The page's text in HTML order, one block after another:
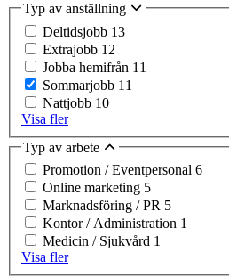
Typ av anställning
Deltidsjobb 13
Extrajobb 12
Jobba hemifrån 11
Sommarjobb 11
Nattjobb 10
Visa fler
Typ av arbete
Promotion / Eventpersonal 6
Online marketing 5
Marknadsföring / PR 5
Kontor / Administration 1
Medicin / Sjukvård 1
Visa fler